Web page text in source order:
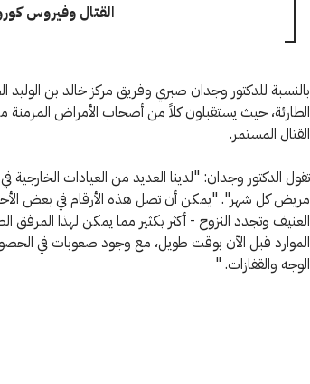
القتال وفيروس
بالنسبة للدكتور وجدان صبري وفريق مركز خالد بن
الطارئة، حيث يستقبلون كلاً من أصحاب الأمراض المزمنة
القتال المستمر.
العنيف وتجدد النزوح - أكثر بكثير مما يمكن لهذا المرفق
الموارد قبل الآن بوقت طويل، مع وجود صعوبات في
الوجه والقفازات. "